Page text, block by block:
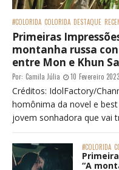
#COLORIDA COLORIDA DESTAQUE
Primeiras
montanha russa
entre Mon e Khun
Por: Camila Júlia 10 Fevereiro 2023
Créditos: IdolFactory/
homônima da novel e
jovem sonhadora que vai
#COLORIDA
“A